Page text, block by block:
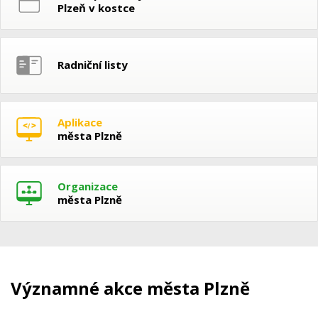
Plzeň v kostce
Radniční listy
Aplikace
města Plzně
Organizace
města Plzně
Významné akce města Plzně